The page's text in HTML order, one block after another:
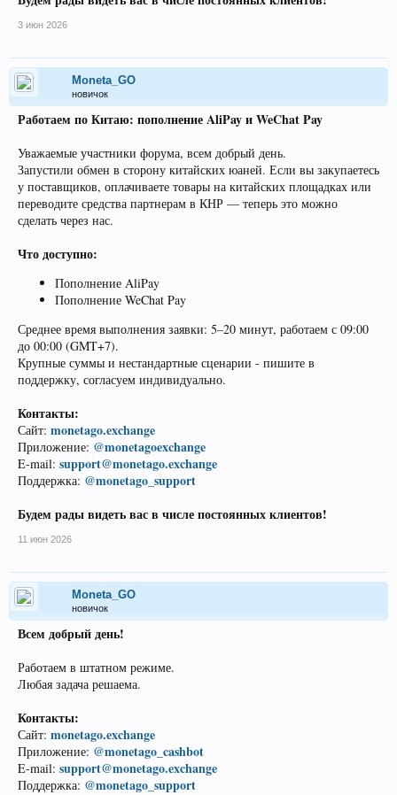
3 июн 2026
Moneta_GO
новичок
Работаем по Китаю: пополнение AliPay и WeChat Pay
Уважаемые участники форума, всем добрый день.
Запустили обмен в сторону китайских юаней. Если вы закупаетесь
у поставщиков, оплачиваете товары на китайских площадках или
переводите средства партнерам в КНР — теперь это можно
сделать через нас.
Что доступно:
Пополнение AliPay
Пополнение WeChat Pay
Среднее время выполнения заявки: 5–20 минут, работаем с 09:00
до 00:00 (GMT+7).
Крупные суммы и нестандартные сценарии - пишите в
поддержку, согласуем индивидуально.
Контакты:
Сайт: monetago.exchange
Приложение: @monetagoexchange
E-mail: support@monetago.exchange
Поддержка: @monetago_support
Будем рады видеть вас в числе постоянных клиентов!
11 июн 2026
Moneta_GO
новичок
Всем добрый день!
Работаем в штатном режиме.
Любая задача решаема.
Контакты:
Сайт: monetago.exchange
Приложение: @monetago_cashbot
E-mail: support@monetago.exchange
Поддержка: @monetago_support